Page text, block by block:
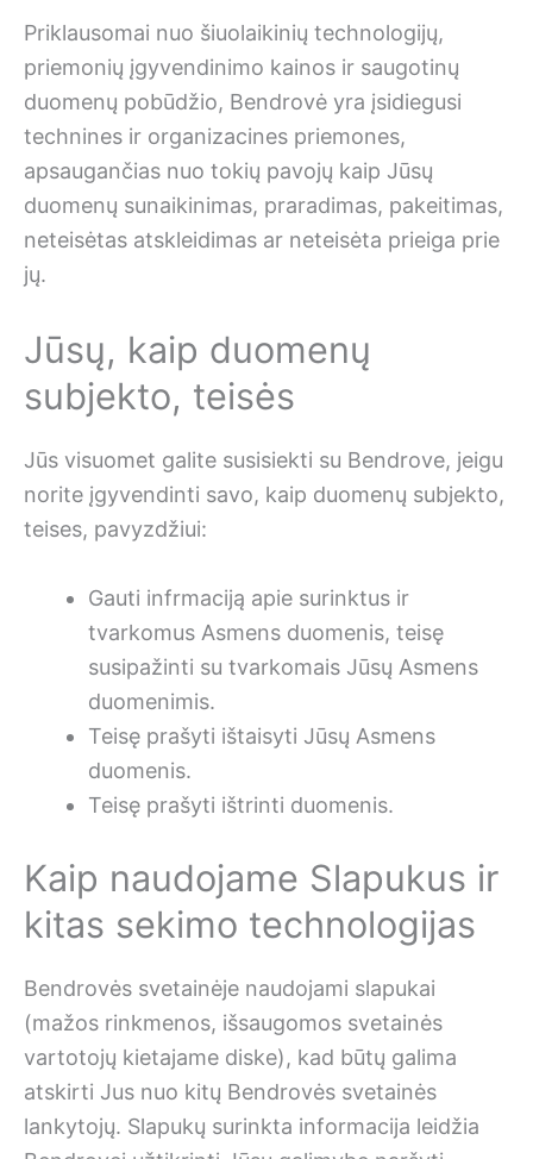
Priklausomai nuo šiuolaikinių technologijų,
priemonių įgyvendinimo kainos ir saugotinų
duomenų pobūdžio, Bendrovė yra įsidiegusi
technines ir organizacines priemones,
apsaugančias nuo tokių pavojų kaip Jūsų
duomenų sunaikinimas, praradimas, pakeitimas,
neteisėtas atskleidimas ar neteisėta prieiga prie
jų.
Jūsų, kaip duomenų
subjekto, teisės
Jūs visuomet galite susisiekti su Bendrove, jeigu
norite įgyvendinti savo, kaip duomenų subjekto,
teises, pavyzdžiui:
Gauti infrmaciją apie surinktus ir
tvarkomus Asmens duomenis, teisę
susipažinti su tvarkomais Jūsų Asmens
duomenimis.
Teisę prašyti ištaisyti Jūsų Asmens
duomenis.
Teisę prašyti ištrinti duomenis.
Kaip naudojame Slapukus ir
kitas sekimo technologijas
Bendrovės svetainėje naudojami slapukai
(mažos rinkmenos, išsaugomos svetainės
vartotojų kietajame diske), kad būtų galima
atskirti Jus nuo kitų Bendrovės svetainės
lankytojų. Slapukų surinkta informacija leidžia